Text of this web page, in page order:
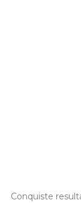
Conquiste